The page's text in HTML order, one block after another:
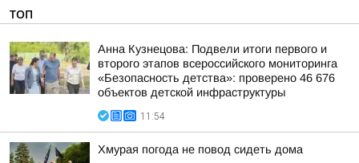
ТОП
Анна Кузнецова: Подвели итоги первого и
второго этапов всероссийского мониторинга
«Безопасность детства»: проверено 46 676
объектов детской инфраструктуры
11:54
Хмурая погода не повод сидеть дома